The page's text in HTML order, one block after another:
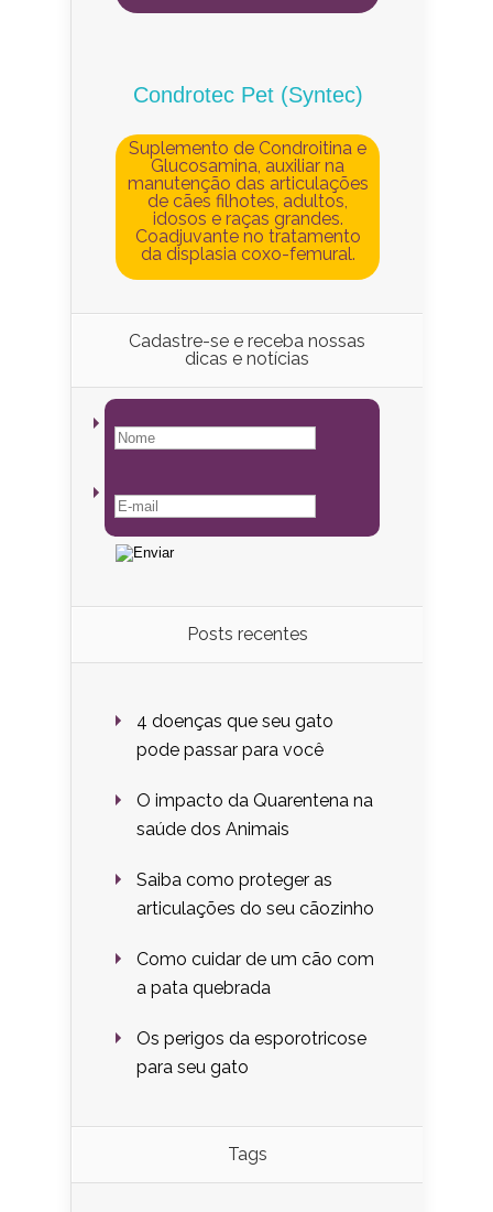
Condrotec Pet (Syntec)
Suplemento de Condroitina e
Glucosamina, auxiliar na
manutenção das articulações
de cães filhotes, adultos,
idosos e raças grandes.
Coadjuvante no tratamento
da displasia coxo-femural.
Cadastre-se e receba nossas
dicas e notícias
Posts recentes
4 doenças que seu gato
pode passar para você
O impacto da Quarentena na
saúde dos Animais
Saiba como proteger as
articulações do seu cãozinho
Como cuidar de um cão com
a pata quebrada
Os perigos da esporotricose
para seu gato
Tags